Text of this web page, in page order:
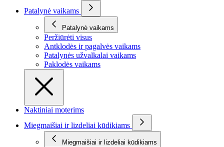
Patalynė vaikams
Patalynė vaikams
Peržiūrėti visus
Antklodės ir pagalvės vaikams
Patalynės užvalkalai vaikams
Paklodės vaikams
Naktiniai moterims
Miegmaišiai ir lizdeliai kūdikiams
Miegmaišiai ir lizdeliai kūdikiams